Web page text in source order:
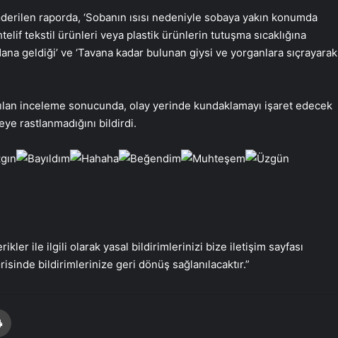
raporda, ‘Sobanın ısısı nedeniyle sobaya yakın konumda
tekstil ürünleri veya plastik ürünlerin tutuşma sıcaklığına
geldiği’ ve ‘Tavana kadar bulunan giysi ve yorganlara sıçrayarak
inceleme sonucunda, olay yerinde kundaklamayı işaret edecek
rastlanmadığını bildirdi.
ile ilgili olarak yasal bildirimlerinizi bize iletişim sayfası
bildirimlerinize geri dönüş sağlanılacaktır.”
Fiziksel sunucu
Hizmetleri
Samsun’da yedikleri tavuk zehirledii!
Rahatsızlanan işçilerin sayısı 213’e